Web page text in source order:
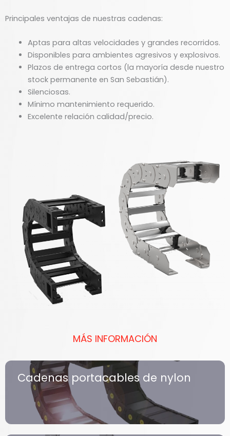
Principales ventajas de nuestras cadenas:
Aptas para altas velocidades y grandes recorridos.
Disponibles para ambientes agresivos y explosivos.
Plazos de entrega cortos (la mayoría desde nuestro
stock permanente en San Sebastián).
Silenciosas.
Mínimo mantenimiento requerido.
Excelente relación calidad/precio.
MÁS INFORMACIÓN
Cadenas portacables de nylon